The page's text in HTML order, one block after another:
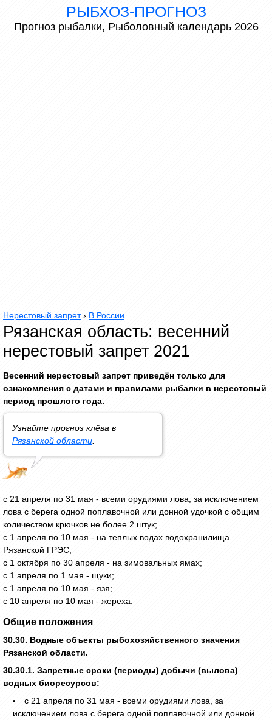
РЫБХОЗ-ПРОГНОЗ
Прогноз рыбалки, Рыболовный календарь 2026
Нерестовый запрет › В России
Рязанская область: весенний
нерестовый запрет 2021
Весенний нерестовый запрет приведён только для
ознакомления с датами и правилами рыбалки в нерестовый
период прошлого года.
Узнайте прогноз клёва в
Рязанской области
с 21 апреля по 31 мая - всеми орудиями лова, за исключением
лова с берега одной поплавочной или донной удочкой с общим
количеством крючков не более 2 штук;
с 1 апреля по 10 мая - на теплых водах водохранилища
Рязанской ГРЭС;
с 1 октября по 30 апреля - на зимовальных ямах;
с 1 апреля по 1 мая - щуки;
с 1 апреля по 10 мая - язя;
с 10 апреля по 10 мая - жереха.
Общие положения
30.30. Водные объекты рыбохозяйственного значения
Рязанской области.
30.30.1. Запретные сроки (периоды) добычи (вылова)
водных биоресурсов:
с 21 апреля по 31 мая - всеми орудиями лова, за
исключением лова с берега одной поплавочной или донной